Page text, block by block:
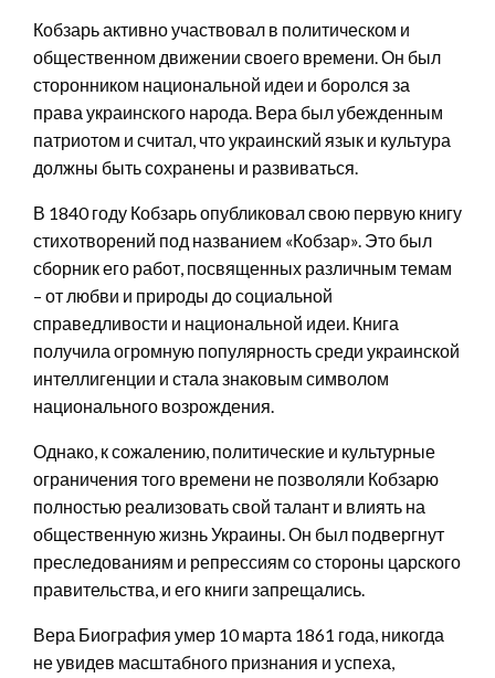
Кобзарь активно участвовал в политическом и
общественном движении своего времени. Он был
сторонником национальной идеи и боролся за
права украинского народа. Вера был убежденным
патриотом и считал, что украинский язык и культура
должны быть сохранены и развиваться.
В 1840 году Кобзарь опубликовал свою первую книгу
стихотворений под названием «Кобзар». Это был
сборник его работ, посвященных различным темам
– от любви и природы до социальной
справедливости и национальной идеи. Книга
получила огромную популярность среди украинской
интеллигенции и стала знаковым символом
национального возрождения.
Однако, к сожалению, политические и культурные
ограничения того времени не позволяли Кобзарю
полностью реализовать свой талант и влиять на
общественную жизнь Украины. Он был подвергнут
преследованиям и репрессиям со стороны царского
правительства, и его книги запрещались.
Вера Биография умер 10 марта 1861 года, никогда
не увидев масштабного признания и успеха,